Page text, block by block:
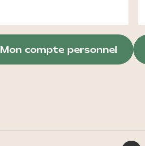
Mon compte personnel